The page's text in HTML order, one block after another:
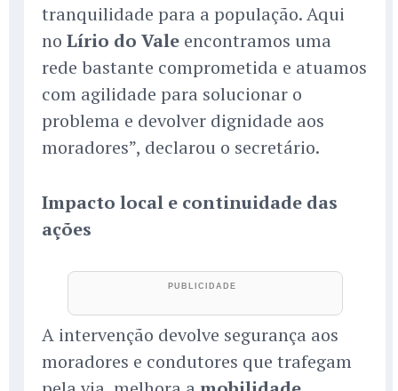
tranquilidade para a população. Aqui
no Lírio do Vale encontramos uma
rede bastante comprometida e atuamos
com agilidade para solucionar o
problema e devolver dignidade aos
moradores”, declarou o secretário.
Impacto local e continuidade das
ações
A intervenção devolve segurança aos
moradores e condutores que trafegam